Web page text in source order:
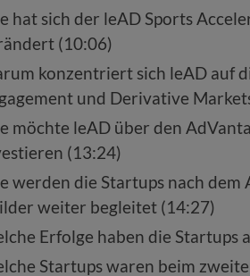
hat sich der leAD Sports
(10:06)
konzentriert sich leAD auf
und Derivative
möchte leAD über den
(13:24)
werden die Startups nach dem
weiter begleitet (14:27)
Erfolge haben die Startups
Startups waren beim